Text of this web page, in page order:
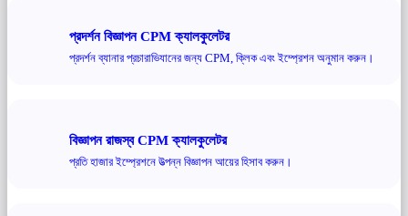
প্রদর্শন বিজ্ঞাপন CPM ক্যালকুলেটর
প্রদর্শন ব্যানার প্রচারাভিযানের জন্য CPM, ক্লিক এবং ইম্প্রেশন অনুমান করুন।
বিজ্ঞাপন রাজস্ব CPM ক্যালকুলেটর
প্রতি হাজার ইম্প্রেশনে উত্পন্ন বিজ্ঞাপন আয়ের হিসাব করুন।